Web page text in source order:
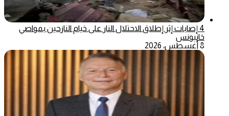
4 إصابات إثر إطلاق الاحتلال النار على خيام النازحين بمواصي
خانيونس
8 أغسطس، 2026